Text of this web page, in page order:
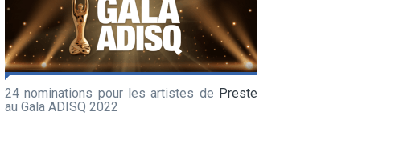
24 nominations pour les artistes de Preste
au Gala ADISQ 2022